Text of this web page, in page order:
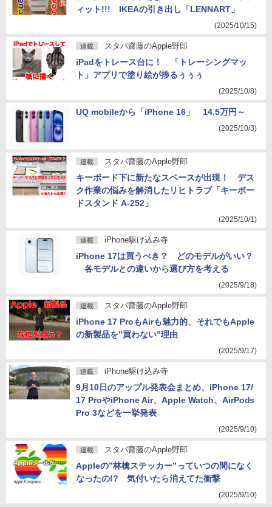
ィット!!! IKEAの引き出し「LENNART」
(2025/10/15)
連載 スタパ齋藤のApple野郎
iPadをトレース台に！ 「トレーシングマッ
ト」アプリで塗り絵が捗るぅぅぅ
(2025/10/8)
UQ mobileから「iPhone 16」 14.5万円～
(2025/10/3)
連載 スタパ齋藤のApple野郎
キーボード下に新たなスペースが出現！ デス
ク作業の悩みを解消したリヒトラブ「キーボー
ドスタンド A-252」
(2025/10/1)
連載 iPhone駆け込み寺
iPhone 17は買うべき？ どのモデルがいい？
各モデルとの違いから選び方を考える
(2025/9/18)
連載 スタパ齋藤のApple野郎
iPhone 17 ProもAirも魅力的、それでもApple
の新製品を”買わない”理由
(2025/9/17)
連載 iPhone駆け込み寺
9月10日のアップル発表会まとめ、iPhone 17/
17 ProやiPhone Air、Apple Watch、AirPods
Pro 3などを一挙発表
(2025/9/10)
連載 スタパ齋藤のApple野郎
Appleの”林檎ステッカー”っていつの間になく
なったの!? 気付いたら消えてた衝撃
(2025/9/10)